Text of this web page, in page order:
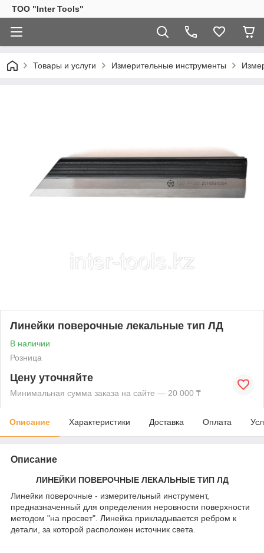
ТОО "Inter Tools"
Товары и услуги Измерительные инструменты
Линейки поверочные лекальные тип ЛД
В наличии
Розница
Цену уточняйте
Минимальная сумма заказа на сайте — 20 000 ₸
Описание Характеристики Доставка Оплата
Описание
ЛИНЕЙКИ ПОВЕРОЧНЫЕ ЛЕКАЛЬНЫЕ ТИП ЛД
Линейки поверочные - измерительный инструмент,
предназначенный для определения неровности поверхности
методом "на просвет". Линейка прикладывается ребром к
детали, за которой расположен источник света.